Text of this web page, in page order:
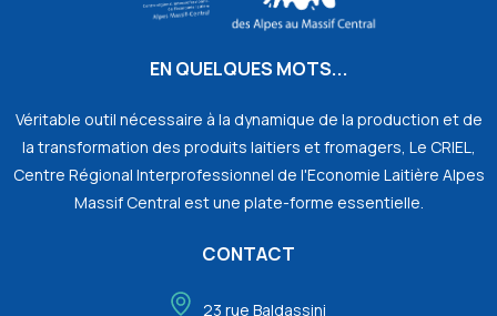
EN QUELQUES MOTS...
Véritable outil nécessaire à la dynamique de la production et de
la transformation des produits laitiers et fromagers, Le CRIEL,
Centre Régional Interprofessionnel de l'Economie Laitière Alpes
Massif Central est une plate-forme essentielle.
CONTACT
23 rue Baldassini